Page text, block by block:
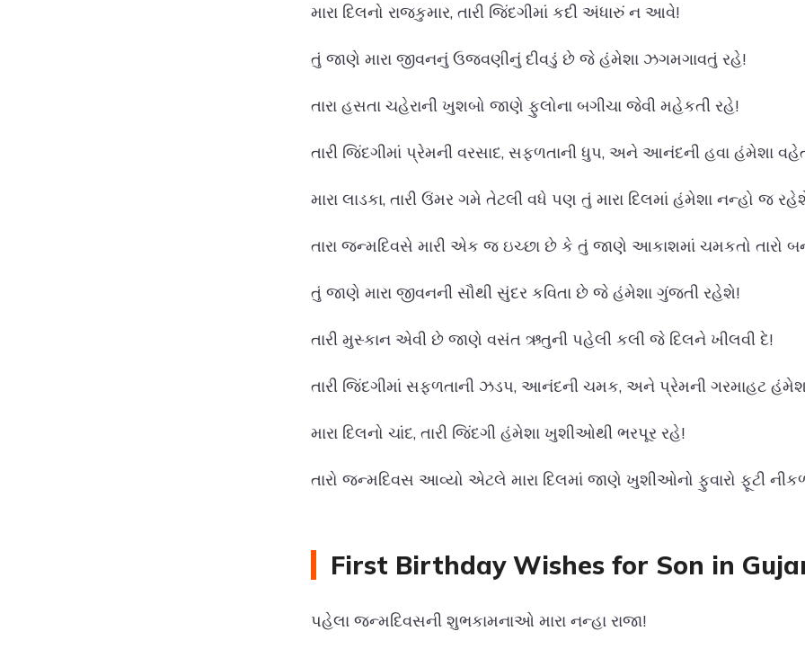
મારા દિલનો રાજકુમાર, તારી જિંદગીમાં કદી અંધારું ન આવે!
તું જાણે મારા જીવનનું ઉજવણીનું દીવડું છે જે હંમેશા ઝગમગાવતું રહે!
તારા હસતા ચહેરાની ખુશબો જાણે ફુલોના બગીચા જેવી મહેકતી રહે!
તારી જિંદગીમાં પ્રેમની વરસાદ, સફળતાની ધુપ, અને આનંદની હવા હંમેશા
મારા લાડકા, તારી ઉંમર ગમે તેટલી વધે પણ તું મારા દિલમાં હંમેશા નન્હો જ
તારા જન્મદિવસે મારી એક જ ઇચ્છા છે કે તું જાણે આકાશમાં ચમકતો તારો
તું જાણે મારા જીવનની સૌથી સુંદર કવિતા છે જે હંમેશા ગુંજતી રહેશે!
તારી મુસ્કાન એવી છે જાણે વસંત ઋતુની પહેલી કલી જે દિલને ખીલવી દે!
તારી જિંદગીમાં સફળતાની ઝડપ, આનંદની ચમક, અને પ્રેમની ગરમાહટ
મારા દિલનો ચાંદ, તારી જિંદગી હંમેશા ખુશીઓથી ભરપૂર રહે!
તારો જન્મદિવસ આવ્યો એટલે મારા દિલમાં જાણે ખુશીઓનો ફુવારો ફૂટી
First Birthday Wishes for Son in
પહેલા જન્મદિવસની શુભકામનાઓ મારા નન્હા રાજા!